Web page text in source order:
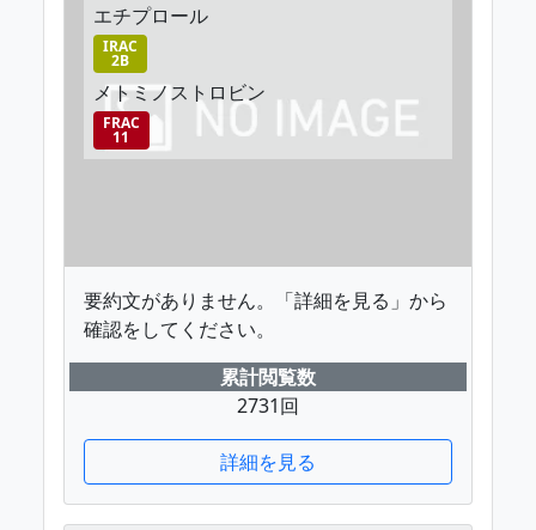
エチプロール
IRAC
2B
メトミノストロビン
FRAC
11
要約文がありません。「詳細を見る」から
確認をしてください。
累計閲覧数
2731回
詳細を見る